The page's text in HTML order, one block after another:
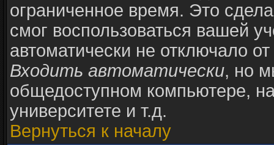
ограниченное время. Это
смог воспользоваться вашей
автоматически не отключало
Входить автоматически, но
общедоступном компьютере,
университете и т.д.
Вернуться к началу